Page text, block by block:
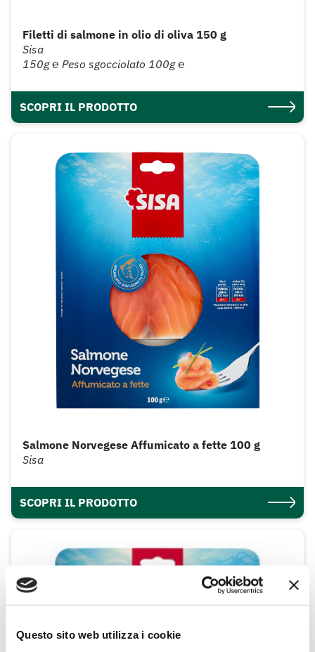
Questo sito web utilizza i cookie
Filetti di salmone in olio di oliva 150 g
Sisa
150g ℮ Peso sgocciolato 100g ℮
SCOPRI IL PRODOTTO
Salmone Norvegese Affumicato a fette 100 g
Sisa
SCOPRI IL PRODOTTO